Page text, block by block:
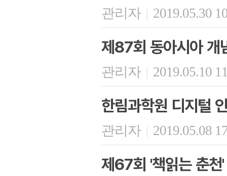
관리자 | 2019.05.30
제87회 동아시아 개
관리자 | 2019.05.10
한림과학원 디지털
관리자 | 2019.05.08
제67회 '책읽는 춘천'